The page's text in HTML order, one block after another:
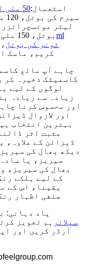
استعمال:50 ملی لیٹر ایسنس کی بوتل
بوتل، 150 ملی لیٹر موئسچرائزر کی بوتل،
ٹونر کی بوتل
کریم، ماسک
چاہے آپ مائع
کاسمیٹک ذخیرہ کر
لوگوں کے لیے
زیادہ سے زیادہ
اور محسوس کرنا
اور لازوال
بہترین انتخاب
مثبت اثر
ڈیزائن کے علاوہ،
دیکھ بھال کی
سیریز، یا
بھال کی سیریز،
کے لیے ہلکے
یقینا، اس کے
صنفی اظہار
*یاد دہانی:
سپلائر ہم تجویز
آرڈر کریں اور